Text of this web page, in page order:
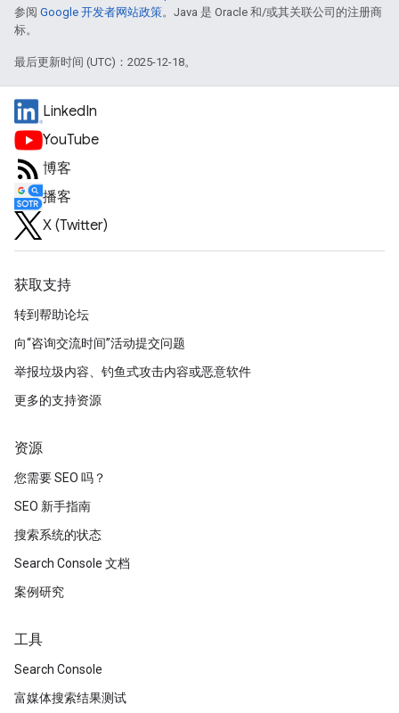
参阅 Google 开发者网站政策。Java 是 Oracle 和/或其关联公司的注册商
标。
最后更新时间 (UTC)：2025-12-18。
LinkedIn
YouTube
博客
播客
X (Twitter)
获取支持
转到帮助论坛
向“咨询交流时间”活动提交问题
举报垃圾内容、钓鱼式攻击内容或恶意软件
更多的支持资源
资源
您需要 SEO 吗？
SEO 新手指南
搜索系统的状态
Search Console 文档
案例研究
工具
Search Console
富媒体搜索结果测试